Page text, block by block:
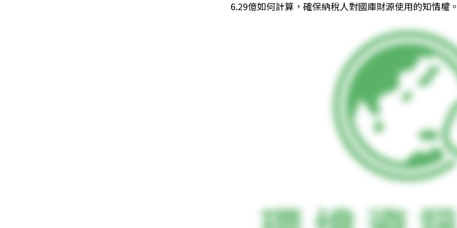
6.29億如何計算，確保納稅人對國庫財源使用的知情權